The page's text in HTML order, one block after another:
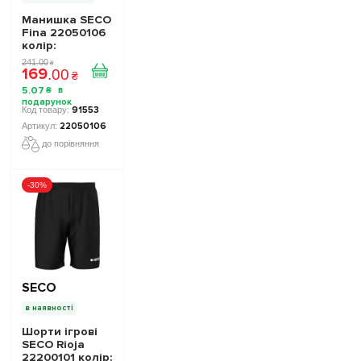
Манишка SECO
Fina 22050106
колiр:
кислотний
неон
241.00 ₴
169.00 ₴
5.07 ₴
91553
22050106
до порівняння
-30%
SECO
в наявності
Шорти ігрові
SECO Rioja
22200101 колiр: